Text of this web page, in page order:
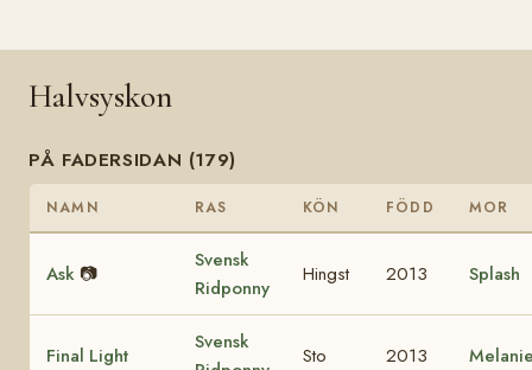
Halvsyskon
PÅ FADERSIDAN (179)
NAMN RAS KÖN FÖDD MOR
Ask 📷
Svensk
Ridponny
Hingst 2013 Splash
Final Light
Svensk
Sto 2013